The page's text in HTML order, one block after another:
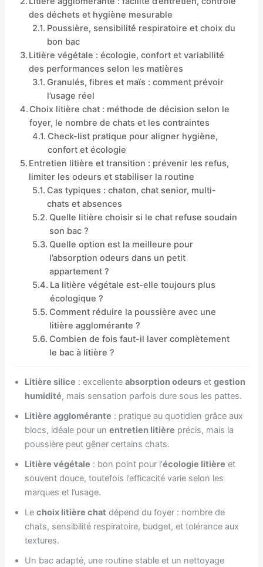
des déchets et hygiène mesurable
Poussière, sensibilité respiratoire et choix du
bon bac
Litière végétale : écologie, confort et variabilité
des performances selon les matières
Granulés, fibres et maïs : comment prévoir
l’usage réel
Choix litière chat : méthode de décision selon le
foyer, le nombre de chats et les contraintes
Check-list pratique pour aligner hygiène,
confort et écologie
Entretien litière et transition : prévenir les refus,
limiter les odeurs et stabiliser la routine
Cas typiques : chaton, chat senior, multi-
chats et absences
Quelle litière choisir si le chat refuse soudain
son bac ?
Quelle option est la meilleure pour
l’absorption odeurs dans un petit
appartement ?
La litière végétale est-elle toujours plus
écologique ?
Comment réduire la poussière avec une
litière agglomérante ?
Combien de fois faut-il laver complètement
le bac à litière ?
Litière silice : excellenteabsorption odeurs etgestion
humidité, mais sensation parfois dure sous les pattes.
Litière agglomérante : pratique au quotidien grâce aux
blocs, idéale pour unentretien litière précis, mais la
poussière peut gêner certains chats.
Litière végétale : bon point pour l’écologie litière et
souvent douce, toutefois l’efficacité varie selon les
marques et l’usage.
Lechoix litière chat dépend du foyer : nombre de
chats, sensibilité respiratoire, budget, et tolérance aux
textures.
Un bac adapté, une routine stable et un nettoyage